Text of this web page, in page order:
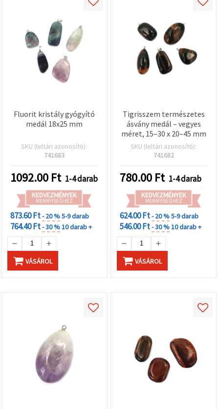
Fluorit kristály gyógyító
medál 18x25 mm
SKU (leltári azonosító):
741683
1092.00 Ft 1-4 darab
KEDVEZMÉNYEK
MENNYISÉGHEZ
873.60 Ft- 20 %5-9 darab
764.40 Ft- 30 %10 darab +
VÁSÁROL
Tigrisszem természetes
ásvány medál – vegyes
méret, 15–30 x 20–45 mm
SKU (leltári azonosító):
741682
780.00 Ft 1-4 darab
KEDVEZMÉNYEK
MENNYISÉGHEZ
624.00 Ft- 20 %5-9 darab
546.00 Ft- 30 %10 darab +
VÁSÁROL